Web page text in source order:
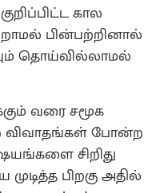
கால
பின்பற்றினால்
தொய்வில்லாமல்
வரை சமூக
போன்ற
சிறிது
பிறகு அதில்